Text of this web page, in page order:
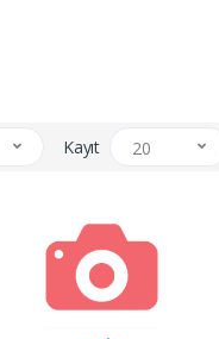
Kayıt 20